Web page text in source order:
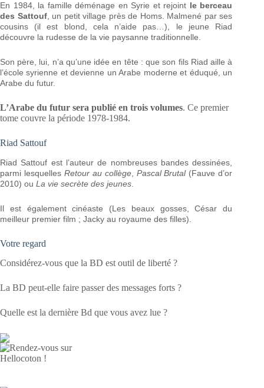
En 1984, la famille déménage en Syrie et rejoint le berceau
des Sattouf, un petit village près de Homs. Malmené par ses
cousins (il est blond, cela n’aide pas…), le jeune Riad
découvre la rudesse de la vie paysanne traditionnelle.
Son père, lui, n’a qu’une idée en tête : que son fils Riad aille à
l’école syrienne et devienne un Arabe moderne et éduqué, un
Arabe du futur.
L’Arabe du futur sera publié en trois volumes. Ce premier
tome couvre la période 1978-1984.
Riad Sattouf
Riad Sattouf est l’auteur de nombreuses bandes dessinées,
parmi lesquelles Retour au collège, Pascal Brutal(Fauve d’or
2010) ou La vie secrète des jeunes
Il est également cinéaste (Les beaux gosses, César du
meilleur premier film ; Jacky au royaume des filles).
Votre regard
Considérez-vous que la BD est outil de liberté ?
La BD peut-elle faire passer des messages forts ?
Quelle est la dernière Bd que vous avez lue ?